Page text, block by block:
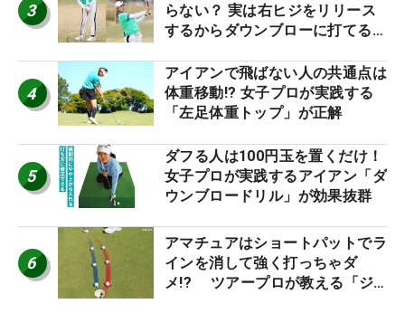
3
らない？ 実は右ヒジをリリース
するからダウンブローに打てる #
4
アイアンで飛ばない人の共通点は
体重移動!? 女子プロが実践する
「左足体重トップ」が正解
5
ダフる人は100円玉を置くだけ！
女子プロが実践するアイアン「ダ
ウンブロードリル」が効果抜群
6
アマチュアはショートパットでラ
インを消して強く打っちゃダ
メ!? ツアープロが教える「ジ